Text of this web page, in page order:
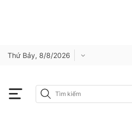
Thứ Bảy, 8/8/2026